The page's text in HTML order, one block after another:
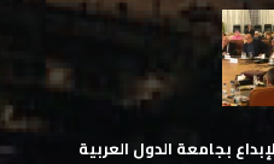
بجامعة الدول العربية